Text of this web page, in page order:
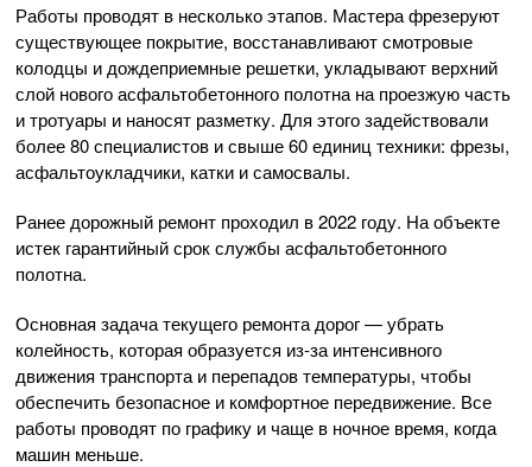
Работы проводят в несколько этапов. Мастера фрезеруют
существующее покрытие, восстанавливают смотровые
колодцы и дождеприемные решетки, укладывают верхний
слой нового асфальтобетонного полотна на проезжую часть
и тротуары и наносят разметку. Для этого задействовали
более 80 специалистов и свыше 60 единиц техники: фрезы,
асфальтоукладчики, катки и самосвалы.
Ранее дорожный ремонт проходил в 2022 году. На объекте
истек гарантийный срок службы асфальтобетонного
полотна.
Основная задача текущего ремонта дорог — убрать
колейность, которая образуется из-за интенсивного
движения транспорта и перепадов температуры, чтобы
обеспечить безопасное и комфортное передвижение. Все
работы проводят по графику и чаще в ночное время, когда
машин меньше.